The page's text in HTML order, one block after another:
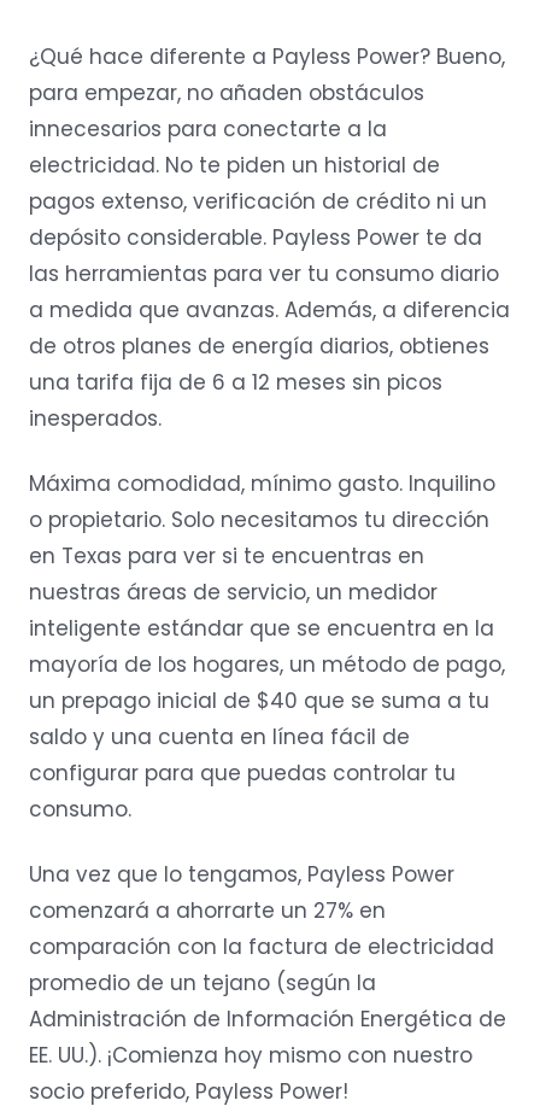
¿Qué hace diferente a Payless Power? Bueno,
para empezar, no añaden obstáculos
innecesarios para conectarte a la
electricidad. No te piden un historial de
pagos extenso, verificación de crédito ni un
depósito considerable. Payless Power te da
las herramientas para ver tu consumo diario
a medida que avanzas. Además, a diferencia
de otros planes de energía diarios, obtienes
una tarifa fija de 6 a 12 meses sin picos
inesperados.
Máxima comodidad, mínimo gasto. Inquilino
o propietario. Solo necesitamos tu dirección
en Texas para ver si te encuentras en
nuestras áreas de servicio, un medidor
inteligente estándar que se encuentra en la
mayoría de los hogares, un método de pago,
un prepago inicial de $40 que se suma a tu
saldo y una cuenta en línea fácil de
configurar para que puedas controlar tu
consumo.
Una vez que lo tengamos, Payless Power
comenzará a ahorrarte un 27% en
comparación con la factura de electricidad
promedio de un tejano (según la
Administración de Información Energética de
EE. UU.). ¡Comienza hoy mismo con nuestro
socio preferido, Payless Power!